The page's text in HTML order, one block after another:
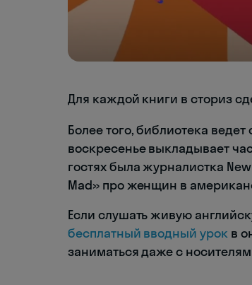
Для каждой книги в сториз
Более того, библиотека
воскресенье выкладывает
гостях была журналистка
Mad» про женщин в
Если слушать живую
бесплатный вводный урок в
заниматься даже с